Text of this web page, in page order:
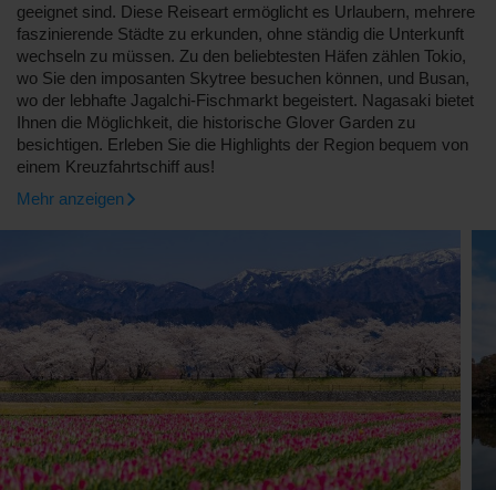
geeignet sind. Diese Reiseart ermöglicht es Urlaubern, mehrere
faszinierende Städte zu erkunden, ohne ständig die Unterkunft
wechseln zu müssen. Zu den beliebtesten Häfen zählen Tokio,
wo Sie den imposanten Skytree besuchen können, und Busan,
wo der lebhafte Jagalchi-Fischmarkt begeistert. Nagasaki bietet
Ihnen die Möglichkeit, die historische Glover Garden zu
besichtigen. Erleben Sie die Highlights der Region bequem von
einem Kreuzfahrtschiff aus!
Mehr anzeigen